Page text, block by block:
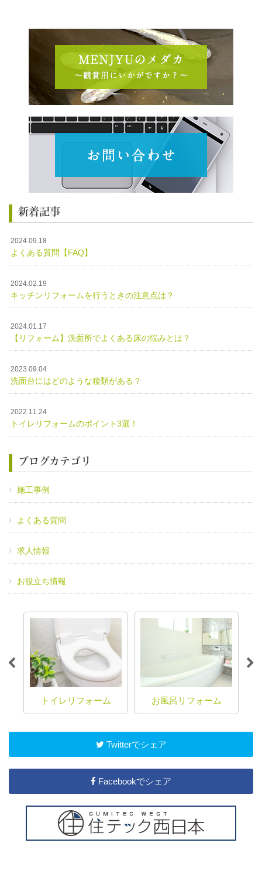
新着記事
2024.09.18
よくある質問【FAQ】
2024.02.19
キッチンリフォームを行うときの注意点は？
2024.01.17
【リフォーム】洗面所でよくある床の悩みとは？
2023.09.04
洗面台にはどのような種類がある？
2022.11.24
トイレリフォームのポイント3選！
ブログカテゴリ
施工事例
よくある質問
求人情報
お役立ち情報
トイレリフォーム お風呂リフォーム
Twitterでシェア
Facebookでシェア